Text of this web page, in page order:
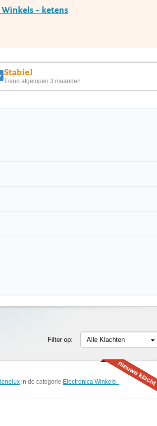
- ketens
Stabiel
Trend afgelopen 3 maanden
Filter op: Alle Klachten
in de categorie Electronica Winkels -